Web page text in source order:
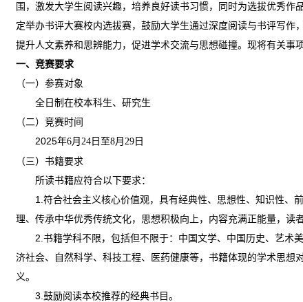
围，激发大学生阅读兴趣，培养良好读书习惯，同时为选拔优秀作
定举办书评大赛校内选拔赛，鼓励大学生通过深度阅读与书评写作
提升人文素养和思辨能力，促进学术交流与思想碰撞。现将有关事项
一、竞赛要求
（一）参赛对象
全日制在校本科生、研究生
（二）竞赛时间
2025年6月 24日至8月 29日
（三）书籍要求
所读书籍应符合以下要求：
1. 符合社会主义核心价值观，具有经典性、思想性、知识性、
理、传承中华优秀传统文化，思想积极向上，内容充满正能量，读
2. 书籍学科不限，包括但不限于：中国文学、中国历史、艺术
济社会、自然科学、科技工程、医药健康等，书籍体现的学术思想
义。
3. 鼓励阅读本校推荐的经典书目。